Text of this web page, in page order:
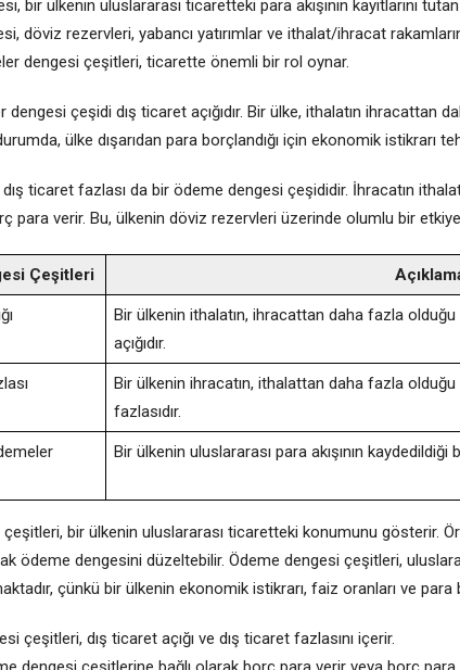
bir ülkenin uluslararası ticaretteki para akışının kayıtlarını
döviz rezervleri, yabancı yatırımlar ve ithalat/ihracat
dengesi çeşitleri, ticarette önemli bir rol oynar.
dengesi çeşidi dış ticaret açığıdır. Bir ülke, ithalatın ihracattan
ülke dışarıdan para borçlandığı için ekonomik istikrarı
ticaret fazlası da bir ödeme dengesi çeşididir. İhracatın
para verir. Bu, ülkenin döviz rezervleri üzerinde olumlu bir
Çeşitleri
Bir ülkenin ithalatın, ihracattan daha fazla
açığıdır.
Bir ülkenin ihracatın, ithalattan daha fazla
fazlasıdır.
Bir ülkenin uluslararası para akışının
bir ülkenin uluslararası ticaretteki konumunu gösterir.
ödeme dengesini düzeltebilir. Ödeme dengesi çeşitleri,
çünkü bir ülkenin ekonomik istikrarı, faiz oranları ve para
çeşitleri, dış ticaret açığı ve dış ticaret fazlasını içerir.